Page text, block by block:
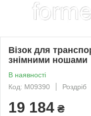
Візок для
знімними ношами
В наявності
Код: M09390
Роздріб
19 184 ₴